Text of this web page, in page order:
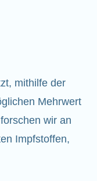
mithilfe der
Mehrwert
wir an
Impfstoffen,